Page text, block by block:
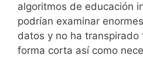
algoritmos de educación
podrían examinar
datos y no ha transpirado
forma corta así­ como